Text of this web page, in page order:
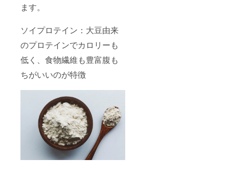
ます。
ソイプロテイン：大豆由来
のプロテインでカロリーも
低く、食物繊維も豊富腹も
ちがいいのが特徴